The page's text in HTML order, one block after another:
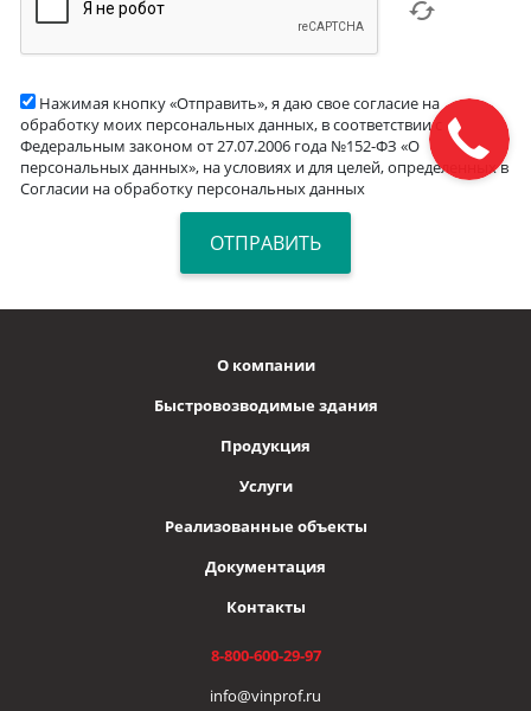
Нажимая кнопку «Отправить», я даю свое согласие на
обработку моих персональных данных, в соответствии с
Федеральным законом от 27.07.2006 года №152-ФЗ «О
персональных данных», на условиях и для целей, определенных в
Согласии на обработку персональных данных
О компании
Быстровозводимые здания
Продукция
Услуги
Реализованные объекты
Документация
Контакты
8-800-600-29-97
info@vinprof.ru